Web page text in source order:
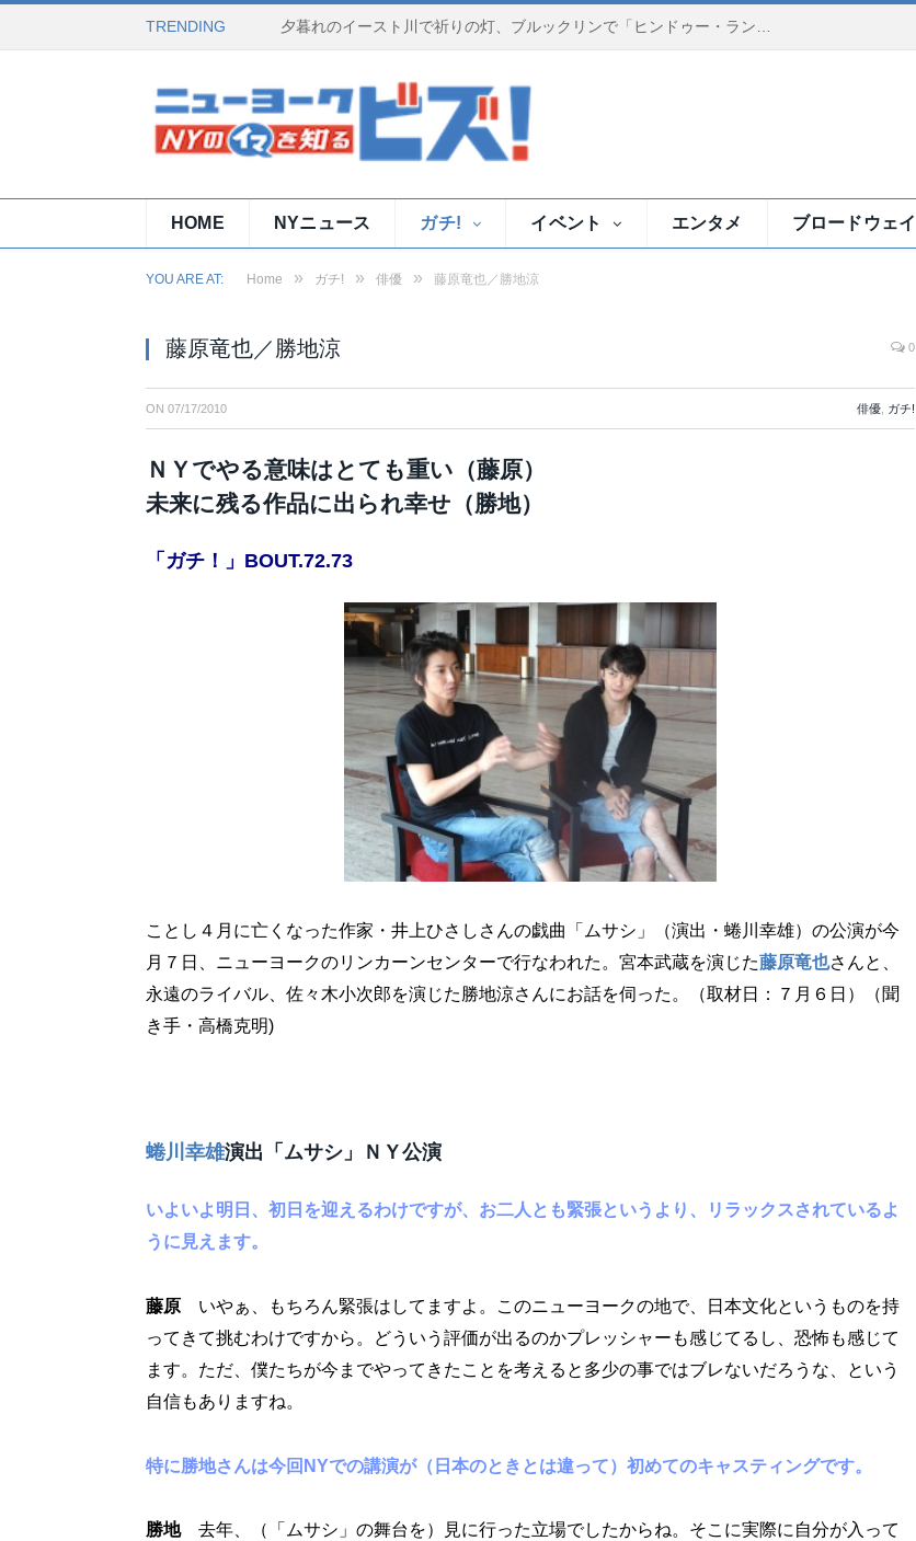
TRENDING 夕暮れのイースト川で祈りの灯、ブルックリンで「ヒンドゥー・ランプ・セレモニー」
HOME NYニュース ガチ! イベント エンタメ ブロードウェイ
YOU ARE AT: Home » ガチ! » 俳優 » 藤原竜也／勝地涼
藤原竜也／勝地涼 0
ON 07/17/2010 俳優 ガチ!
ＮＹでやる意味はとても重い（藤原）
未来に残る作品に出られ幸せ（勝地）
「ガチ！」BOUT.72.73
ことし４月に亡くなった作家・井上ひさしさんの戯曲「ムサシ」（演出・蜷川幸雄）の公演が今
月７日、ニューヨークのリンカーンセンターで行なわれた。宮本武蔵を演じた藤原竜也さんと、
永遠のライバル、佐々木小次郎を演じた勝地涼さんにお話を伺った。
（取材日：７月６日）（聞
き手・高橋克明)
蜷川幸雄演出「ムサシ」ＮＹ公演
いよいよ明日、初日を迎えるわけですが、お二人とも緊張というより、リラックスされているよ
うに見えます。
藤原 いやぁ、もちろん緊張はしてますよ。このニューヨークの地で、日本文化というものを持
ってきて挑むわけですから。どういう評価が出るのかプレッシャーも感じてるし、恐怖も感じて
ます。ただ、僕たちが今までやってきたことを考えると多少の事ではブレないだろうな、という
自信もありますね。
特に勝地さんは今回NYでの講演が（日本のときとは違って）初めてのキャスティングです。
勝地去年、（「ムサシ」の舞台を）見に行った立場でしたからね。そこに実際に自分が入って